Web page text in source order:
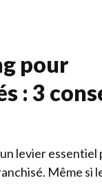
pour
: 3
levier essentiel
Même si